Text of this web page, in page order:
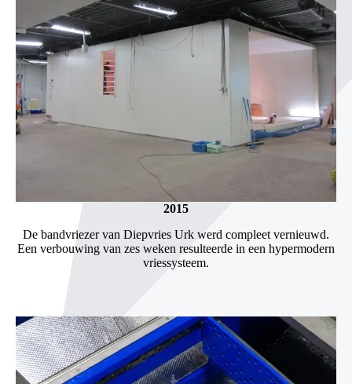
2015
De bandvriezer van Diepvries Urk werd compleet vernieuwd.
Een verbouwing van zes weken resulteerde in een hypermodern
vriessysteem.